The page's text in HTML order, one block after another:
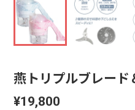
燕トリプルブレード
¥19,800